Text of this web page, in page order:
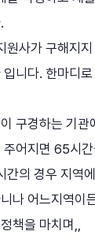
원사가 구해지
니다. 한마디
구경하는 기
주어지면 65시
간의 경우 지역
나 어느지역이
책을 마치며,,